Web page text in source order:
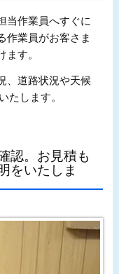
当作業員へすぐに
作業員がお客さま
す。
、道路状況や天候
します。
認。お見積も
をいたしま